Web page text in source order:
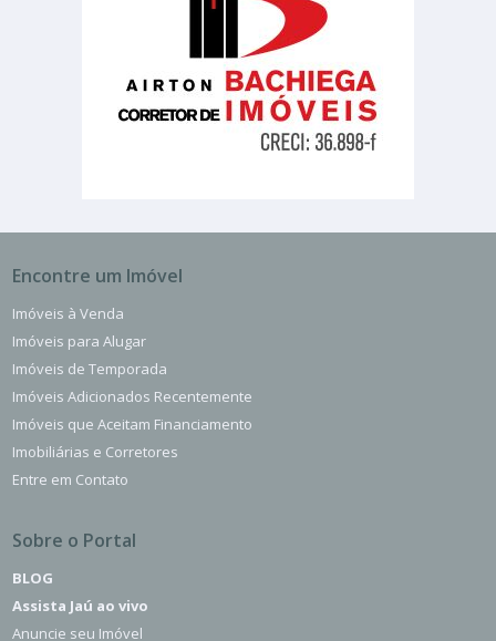
Encontre um Imóvel
Imóveis à Venda
Imóveis para Alugar
Imóveis de Temporada
Imóveis Adicionados Recentemente
Imóveis que Aceitam Financiamento
Imobiliárias e Corretores
Entre em Contato
Sobre o Portal
BLOG
Assista Jaú ao vivo
Anuncie seu Imóvel